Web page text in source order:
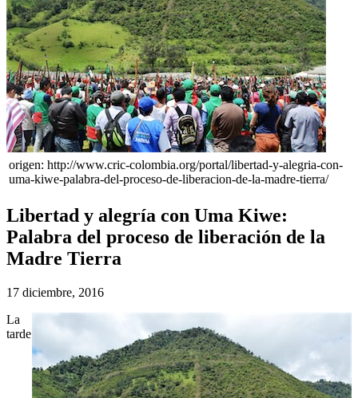
origen: http://www.cric-colombia.org/portal/libertad-y-alegria-con-
uma-kiwe-palabra-del-proceso-de-liberacion-de-la-madre-tierra/
Libertad y alegría con Uma Kiwe:
Palabra del proceso de liberación de la
Madre Tierra
17 diciembre, 2016
La
tarde